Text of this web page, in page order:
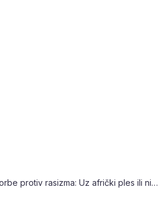
Tjedan borbe protiv rasizma: Uz afrički ples ili nigerijsku kuhinju možemo razbiti predrasude o strancima